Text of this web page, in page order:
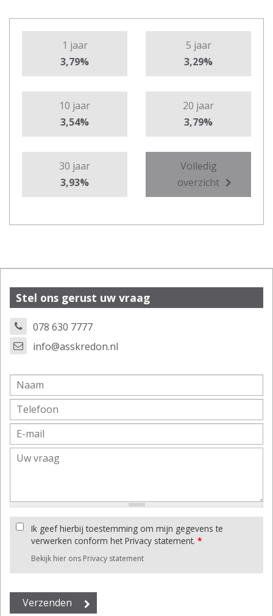
1 jaar
3,79%
5 jaar
3,29%
10 jaar
3,54%
20 jaar
3,79%
30 jaar
3,93%
Volledig
overzicht
Stel ons gerust uw vraag
078 630 7777
info@asskredon.nl
Ik geef hierbij toestemming om mijn gegevens te
verwerken conform het Privacy statement. *
Bekijk hier ons Privacy statement